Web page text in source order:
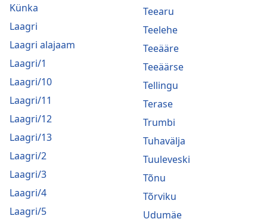
Künka
Laagri
Laagri alajaam
Laagri/1
Laagri/10
Laagri/11
Laagri/12
Laagri/13
Laagri/2
Laagri/3
Laagri/4
Laagri/5
Teearu
Teelehe
Teeääre
Teeäärse
Tellingu
Terase
Trumbi
Tuhavälja
Tuuleveski
Tõnu
Tõrviku
Udumäe